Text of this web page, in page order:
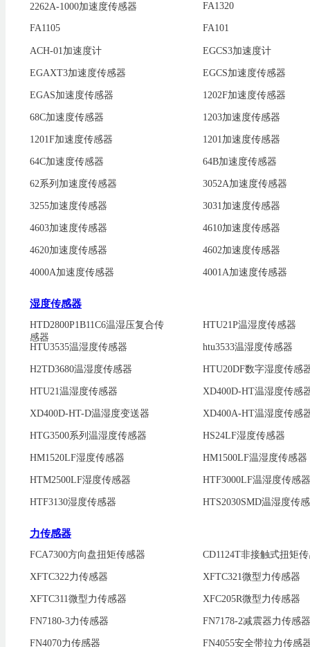
2262A-1000加速度传感器 FA1320
FA1105 FA101
ACH-01加速度计 EGCS3加速度计
EGAXT3加速度传感器 EGCS加速度传感器
EGAS加速度传感器 1202F加速度传感器
68C加速度传感器 1203加速度传感器
1201F加速度传感器 1201加速度传感器
64C加速度传感器 64B加速度传感器
62系列加速度传感器 3052A加速度传感器
3255加速度传感器 3031加速度传感器
4603加速度传感器 4610加速度传感器
4620加速度传感器 4602加速度传感器
4000A加速度传感器 4001A加速度传感器
湿度传感器
HTD2800P1B11C6温湿压复合传
感器
HTU21P温湿度传感器
HTU3535温湿度传感器 htu3533温湿度传感器
H2TD3680温湿度传感器 HTU20DF数字湿度传感
HTU21温湿度传感器 XD400D-HT温湿度传感
XD400D-HT-D温湿度变送器 XD400A-HT温湿度传感
HTG3500系列温湿度传感器 HS24LF湿度传感器
HM1520LF湿度传感器 HM1500LF温湿度传感器
HTM2500LF湿度传感器 HTF3000LF温湿度传感器
HTF3130湿度传感器 HTS2030SMD温湿度传
力传感器
FCA7300方向盘扭矩传感器 CD1124T非接触式扭矩
XFTC322力传感器 XFTC321微型力传感器
XFTC311微型力传感器 XFC205R微型力传感器
FN7180-3力传感器 FN7178-2减震器力传感器
FN4070力传感器 FN4055安全带拉力传感